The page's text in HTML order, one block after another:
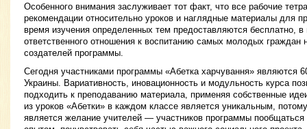
Особенного внимания заслуживает тот факт, что все рабочие
рекомендации относительно уроков и наглядные материалы для
время изучения определенных тем предоставляются бесплатно, в
ответственного отношения к воспитанию самых молодых граждан
создателей программы.
Сегодня участниками программы «Абетка харчування» являются
Украины. Вариативность, иновационность и модульность курса
подходить к преподаванию материала, применяя собственные
из уроков «Абетки» в каждом классе является уникальным,
является желание учителей — участников программы